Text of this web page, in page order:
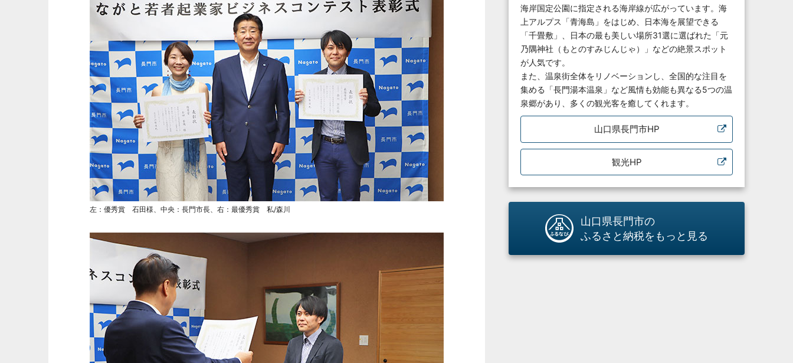
海岸国定公園に指定される海岸線が広がっています。海
上アルプス「青海島」をはじめ、日本海を展望できる
「千畳敷」、日本の最も美しい場所31選に選ばれた「元
乃隅神社（もとのすみじんじゃ）」などの絶景スポット
が人気です。
また、温泉街全体をリノベーションし、全国的な注目を
集める「長門湯本温泉」など風情も効能も異なる5つの温
泉郷があり、多くの観光客を癒してくれます。
山口県長門市HP
観光HP
山口県長門市の
ふるさと納税をもっと見る
左：優秀賞 石田様、中央：長門市長、右：最優秀賞 私/森川